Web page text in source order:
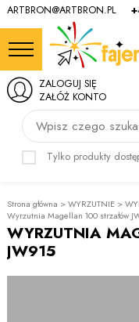
ARTBRON@ARTBRON.PL
Wpisz czego
Tylko produkty
ZALOGUJ SIĘ
ZAŁÓŻ KONTO
Strona główna >WYRZUTNIE >
Wyrzutnia Magellan 100 strzałów
WYRZUTNIA
JW915